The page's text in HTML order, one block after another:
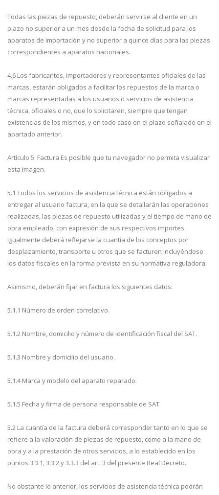
Todas las piezas de repuesto, deberán servirse al cliente en un
plazo no superior a un mes desde la fecha de solicitud para los
aparatos de importación y no superior a quince días para las piezas
correspondientes a aparatos nacionales.
4.6 Los fabricantes, importadores y representantes oficiales de las
marcas, estarán obligados a facilitar los repuestos de la marca o
marcas representadas a los usuarios o servicios de asistencia
técnica, oficiales o no, que lo solicitaren, siempre que tengan
existencias de los mismos, y en todo caso en el plazo señalado en el
apartado anterior.
Artículo 5. Factura Es posible que tu navegador no permita visualizar
esta imagen.
5.1 Todos los servicios de asistencia técnica están obligados a
entregar al usuario factura, en la que se detallarán las operaciones
realizadas, las piezas de repuesto utilizadas y el tiempo de mano de
obra empleado, con expresión de sus respectivos importes.
Igualmente deberá reflejarse la cuantía de los conceptos por
desplazamiento, transporte u otros que se facturen incluyéndose
los datos fiscales en la forma prevista en su normativa reguladora.
Asimismo, deberán fijar en factura los siguientes datos:
5.1.1 Número de orden correlativo.
5.1.2 Nombre, domicilio y número de identificación fiscal del SAT.
5.1.3 Nombre y domicilio del usuario.
5.1.4 Marca y modelo del aparato reparado.
5.1.5 Fecha y firma de persona responsable de SAT.
5.2 La cuantía de la factura deberá corresponder tanto en lo que se
refiere a la valoración de piezas de repuesto, como a la mano de
obra y a la prestación de otros servicios, a lo establecido en los
puntos 3.3.1, 3.3.2 y 3.3.3 del art. 3 del presente Real Decreto.
No obstante lo anterior, los servicios de asistencia técnica podrán